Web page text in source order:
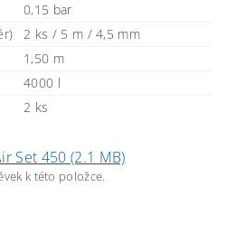
0,15 bar
2 ks / 5 m / 4,5 mm
1,50 m
4000 l
2 ks
Set 450 (2.1 MB)
k této položce.